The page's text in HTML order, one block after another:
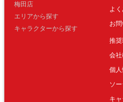
梅田店
エリアから探す
キャラクターから探す
よ
お
推
会
個
ソ
キ